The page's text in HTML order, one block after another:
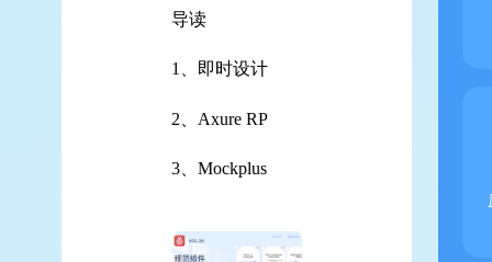
导读
1、即时设计
2、Axure RP
3、Mockplus